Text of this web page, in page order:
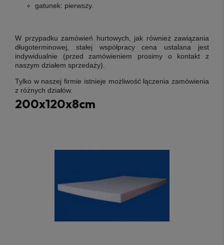
gatunek: pierwszy.
W przypadku zamówień hurtowych, jak również zawiązania
długoterminowej, stałej współpracy cena ustalana jest
indywidualnie (przed zamówieniem prosimy o kontakt z
naszym działem sprzedaży).
Tylko w naszej firmie istnieje możliwość łączenia zamówienia
z różnych działów.
200x120x8cm